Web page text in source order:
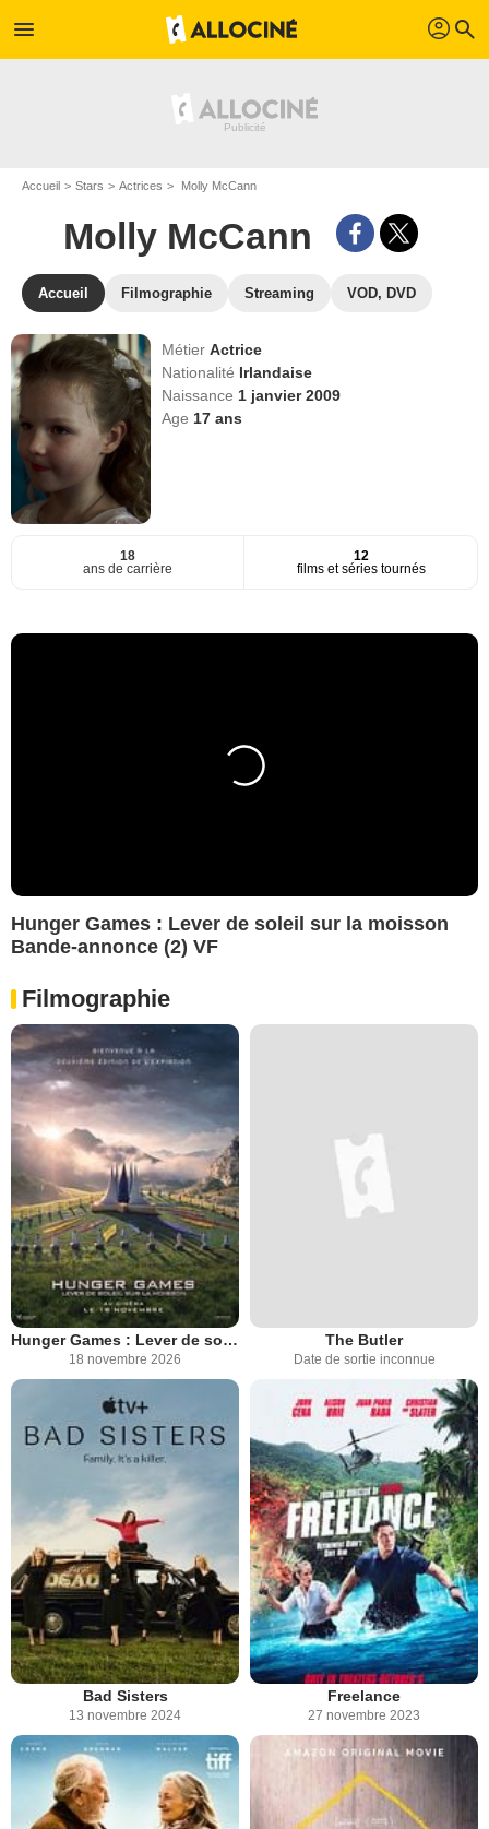
menu profil search
Accueil Stars Actrices Molly McCann
Molly McCann
Accueil Filmographie Streaming VOD, DVD
MétierActrice
Nationalité Irlandaise
Naissance 1 janvier 2009
Age 17 ans
18
ans de carrière
12
films et séries tournés
Hunger Games : Lever de soleil sur la moisson
Bande-annonce (2) VF
Filmographie
Hunger Games : Lever de soleil sur la moisson
18 novembre 2026
The Butler
Date de sortie inconnue
Bad Sisters
13 novembre 2024
Freelance
27 novembre 2023